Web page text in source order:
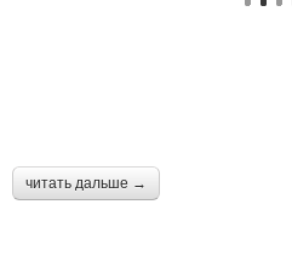
читать дальше →